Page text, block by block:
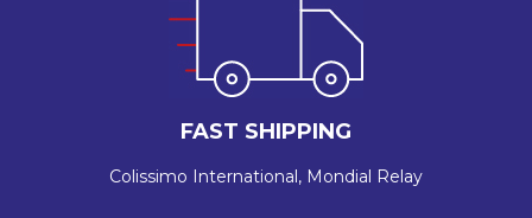
FAST SHIPPING
Colissimo International, Mondial Relay